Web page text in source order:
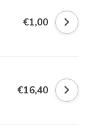
€1,00
€16,40